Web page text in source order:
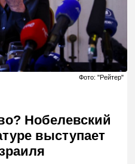
Фото: "Рейтер"
Нобелевский
выступает